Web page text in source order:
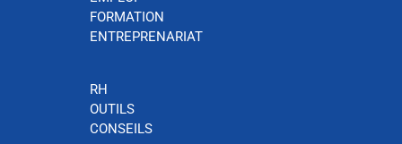
FORMATION
ENTREPRENARIAT
RH
OUTILS
CONSEILS